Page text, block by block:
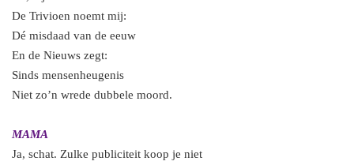
De Trivioen noemt mij:
Dé misdaad van de eeuw
En de Nieuws zegt:
Sinds mensenheugenis
Niet zo’n wrede dubbele moord.
MAMA
Ja, schat. Zulke publiciteit koop je niet